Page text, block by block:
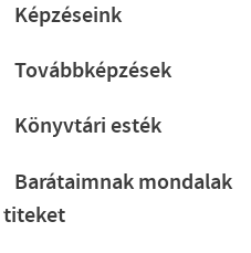
Képzéseink
Továbbképzések
Könyvtári esték
Barátaimnak mondalak
titeket